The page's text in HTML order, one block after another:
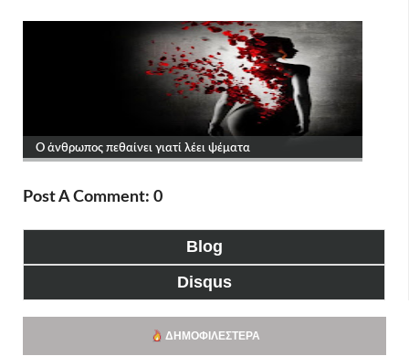
Post A Comment: 0
Blog
Disqus
ΔΗΜΟΦΙΛΈΣΤΕΡΑ